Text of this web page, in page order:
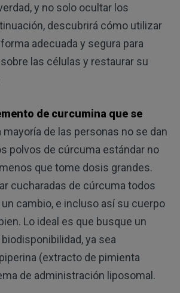
y no solo ocultar los
descubrirá cómo utilizar
adecuada y segura para
las células y restaurar su
de curcumina que se
mayoría de las personas no se dan
polvos de cúrcuma estándar no
que tome dosis grandes.
cucharadas de cúrcuma todos
un cambio, e incluso así su cuerpo
Lo ideal es que busque un
ya sea
(extracto de pimienta
de administración liposomal.